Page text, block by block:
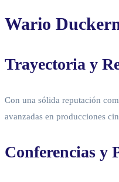
Wario
Trayectoria y
Con una sólida reputación
avanzadas en producciones
Conferencias y